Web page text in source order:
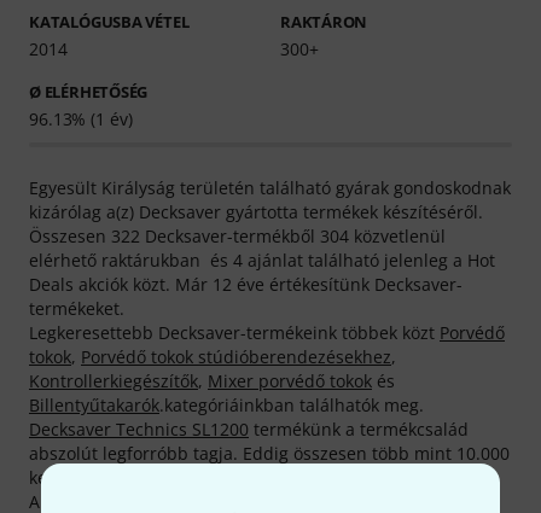
KATALÓGUSBA VÉTEL
2014
RAKTÁRON
300+
Ø ELÉRHETŐSÉG
96.13% (1 év)
Egyesült Királyság területén található gyárak gondoskodnak
kizárólag a(z) Decksaver gyártotta termékek készítéséről.
Összesen 322 Decksaver-termékből 304 közvetlenül
elérhető raktárukban és 4 ajánlat található jelenleg a Hot
Deals akciók közt. Már 12 éve értékesítünk Decksaver-
termékeket.
Legkeresettebb Decksaver-termékeink többek közt Porvédő
tokok, Porvédő tokok stúdióberendezésekhez,
Kontrollerkiegészítők, Mixer porvédő tokok és
Billentyűtakarók.kategóriáinkban találhatók meg.
Decksaver Technics SL1200 termékünk a termékcsalád
abszolút legforróbb tagja. Eddig összesen több mint 10.000
kelt el.
A raktáron elérhető Decksaver -termékek száma 96%-kal